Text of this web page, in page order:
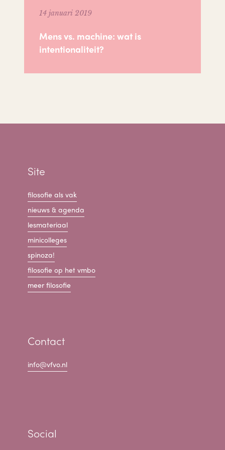
14 januari 2019
Mens vs. machine: wat is
intentionaliteit?
Site
filosofie als vak
nieuws & agenda
lesmateriaal
minicolleges
spinoza!
filosofie op het vmbo
meer filosofie
Contact
info@vfvo.nl
Social